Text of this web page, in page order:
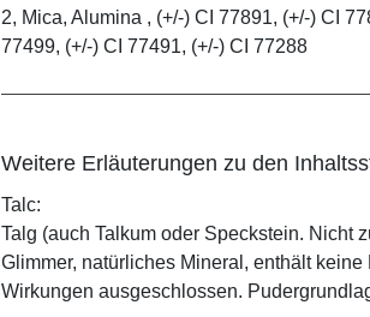
2, Mica, Alumina , (+/-) CI 77891, (+/-) CI
77499, (+/-) CI 77491, (+/-) CI 77288
Weitere Erläuterungen zu den
Talc:
Talg (auch Talkum oder Speckstein. Nicht
Glimmer, natürliches Mineral, enthält
Wirkungen ausgeschlossen.